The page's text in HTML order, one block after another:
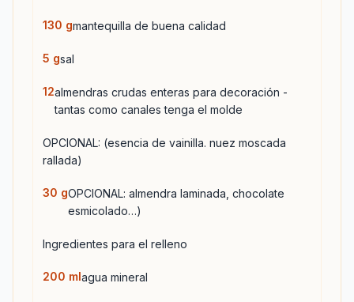
130 gmantequilla de buena calidad
5 gsal
12almendras crudas enteras para decoración -
tantas como canales tenga el molde
OPCIONAL: (esencia de vainilla. nuez moscada
rallada)
30 gOPCIONAL: almendra laminada, chocolate
esmicolado…)
Ingredientes para el relleno
200 mlagua mineral